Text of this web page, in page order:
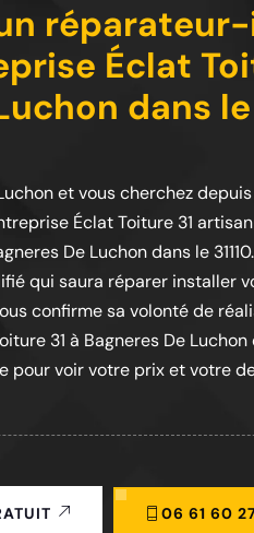
Éclat
dans
et vous cherchez
Éclat Toiture 31
De Luchon dans le
qui saura réparer installer
confirme sa volonté de
31 à Bagneres De Luchon
pour voir votre prix et votre
06 61 60